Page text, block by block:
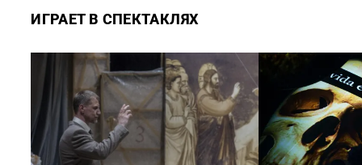
ИГРАЕТ В СПЕКТАКЛЯХ